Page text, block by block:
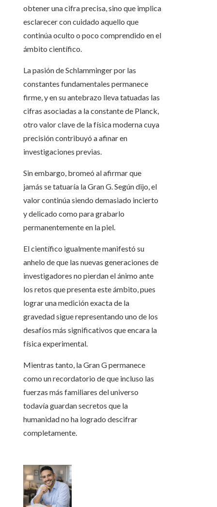
obtener una cifra precisa, sino que implica
esclarecer con cuidado aquello que
continúa oculto o poco comprendido en el
ámbito científico.
La pasión de Schlamminger por las
constantes fundamentales permanece
firme, y en su antebrazo lleva tatuadas las
cifras asociadas a la constante de Planck,
otro valor clave de la física moderna cuya
precisión contribuyó a afinar en
investigaciones previas.
Sin embargo, bromeó al afirmar que
jamás se tatuaría la Gran G. Según dijo, el
valor continúa siendo demasiado incierto
y delicado como para grabarlo
permanentemente en la piel.
El científico igualmente manifestó su
anhelo de que las nuevas generaciones de
investigadores no pierdan el ánimo ante
los retos que presenta este ámbito, pues
lograr una medición exacta de la
gravedad sigue representando uno de los
desafíos más significativos que encara la
física experimental.
Mientras tanto, la Gran G permanece
como un recordatorio de que incluso las
fuerzas más familiares del universo
todavía guardan secretos que la
humanidad no ha logrado descifrar
completamente.